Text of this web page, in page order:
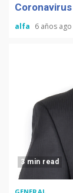
alfa 6 años ago
3 min read